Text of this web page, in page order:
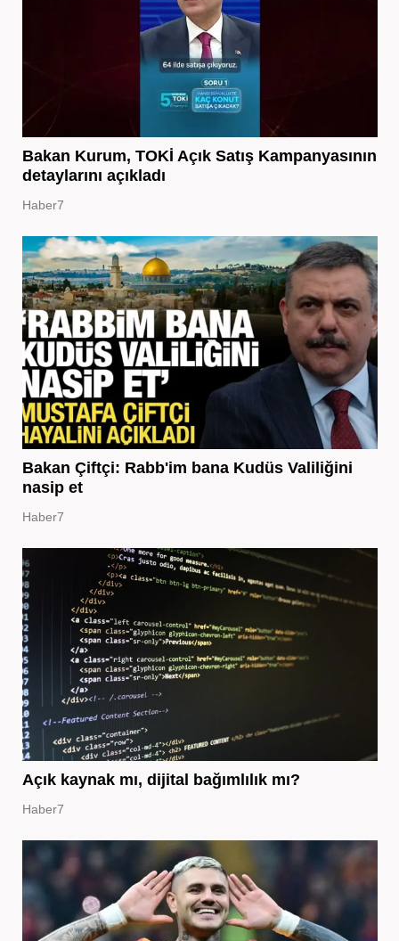
Bakan Kurum, TOKİ Açık Satış Kampanyasının
detaylarını açıkladı
Haber7
Bakan Çiftçi: Rabb'im bana Kudüs Valiliğini
nasip et
Haber7
Açık kaynak mı, dijital bağımlılık mı?
Haber7